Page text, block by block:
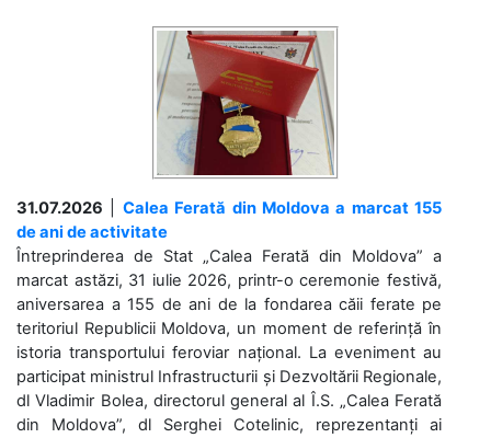
31.07.2026
Calea Ferată din Moldova a marcat 155
de ani de activitate
Întreprinderea de Stat „Calea Ferată din Moldova” a
marcat astăzi, 31 iulie 2026, printr-o ceremonie festivă,
aniversarea a 155 de ani de la fondarea căii ferate pe
teritoriul Republicii Moldova, un moment de referință în
istoria transportului feroviar național. La eveniment au
participat ministrul Infrastructurii și Dezvoltării Regionale,
dl Vladimir Bolea, directorul general al Î.S. „Calea Ferată
din Moldova”, dl Serghei Cotelinic, reprezentanți ai